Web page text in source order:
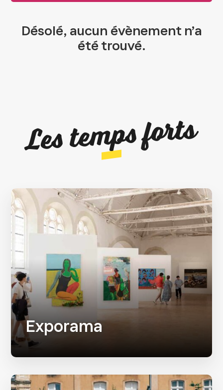
Désolé, aucun évènement n’a
été trouvé.
Les temps forts
Exporama